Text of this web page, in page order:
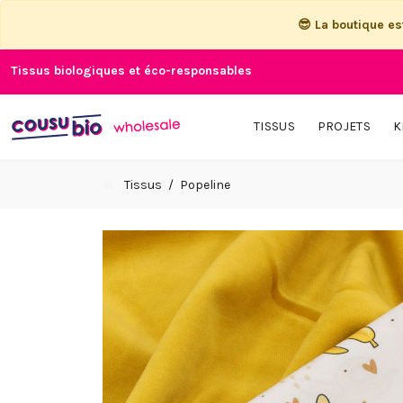
😎 La boutique
Tissus biologiques et éco-responsables
TISSUS PROJETS
Tissus Popeline